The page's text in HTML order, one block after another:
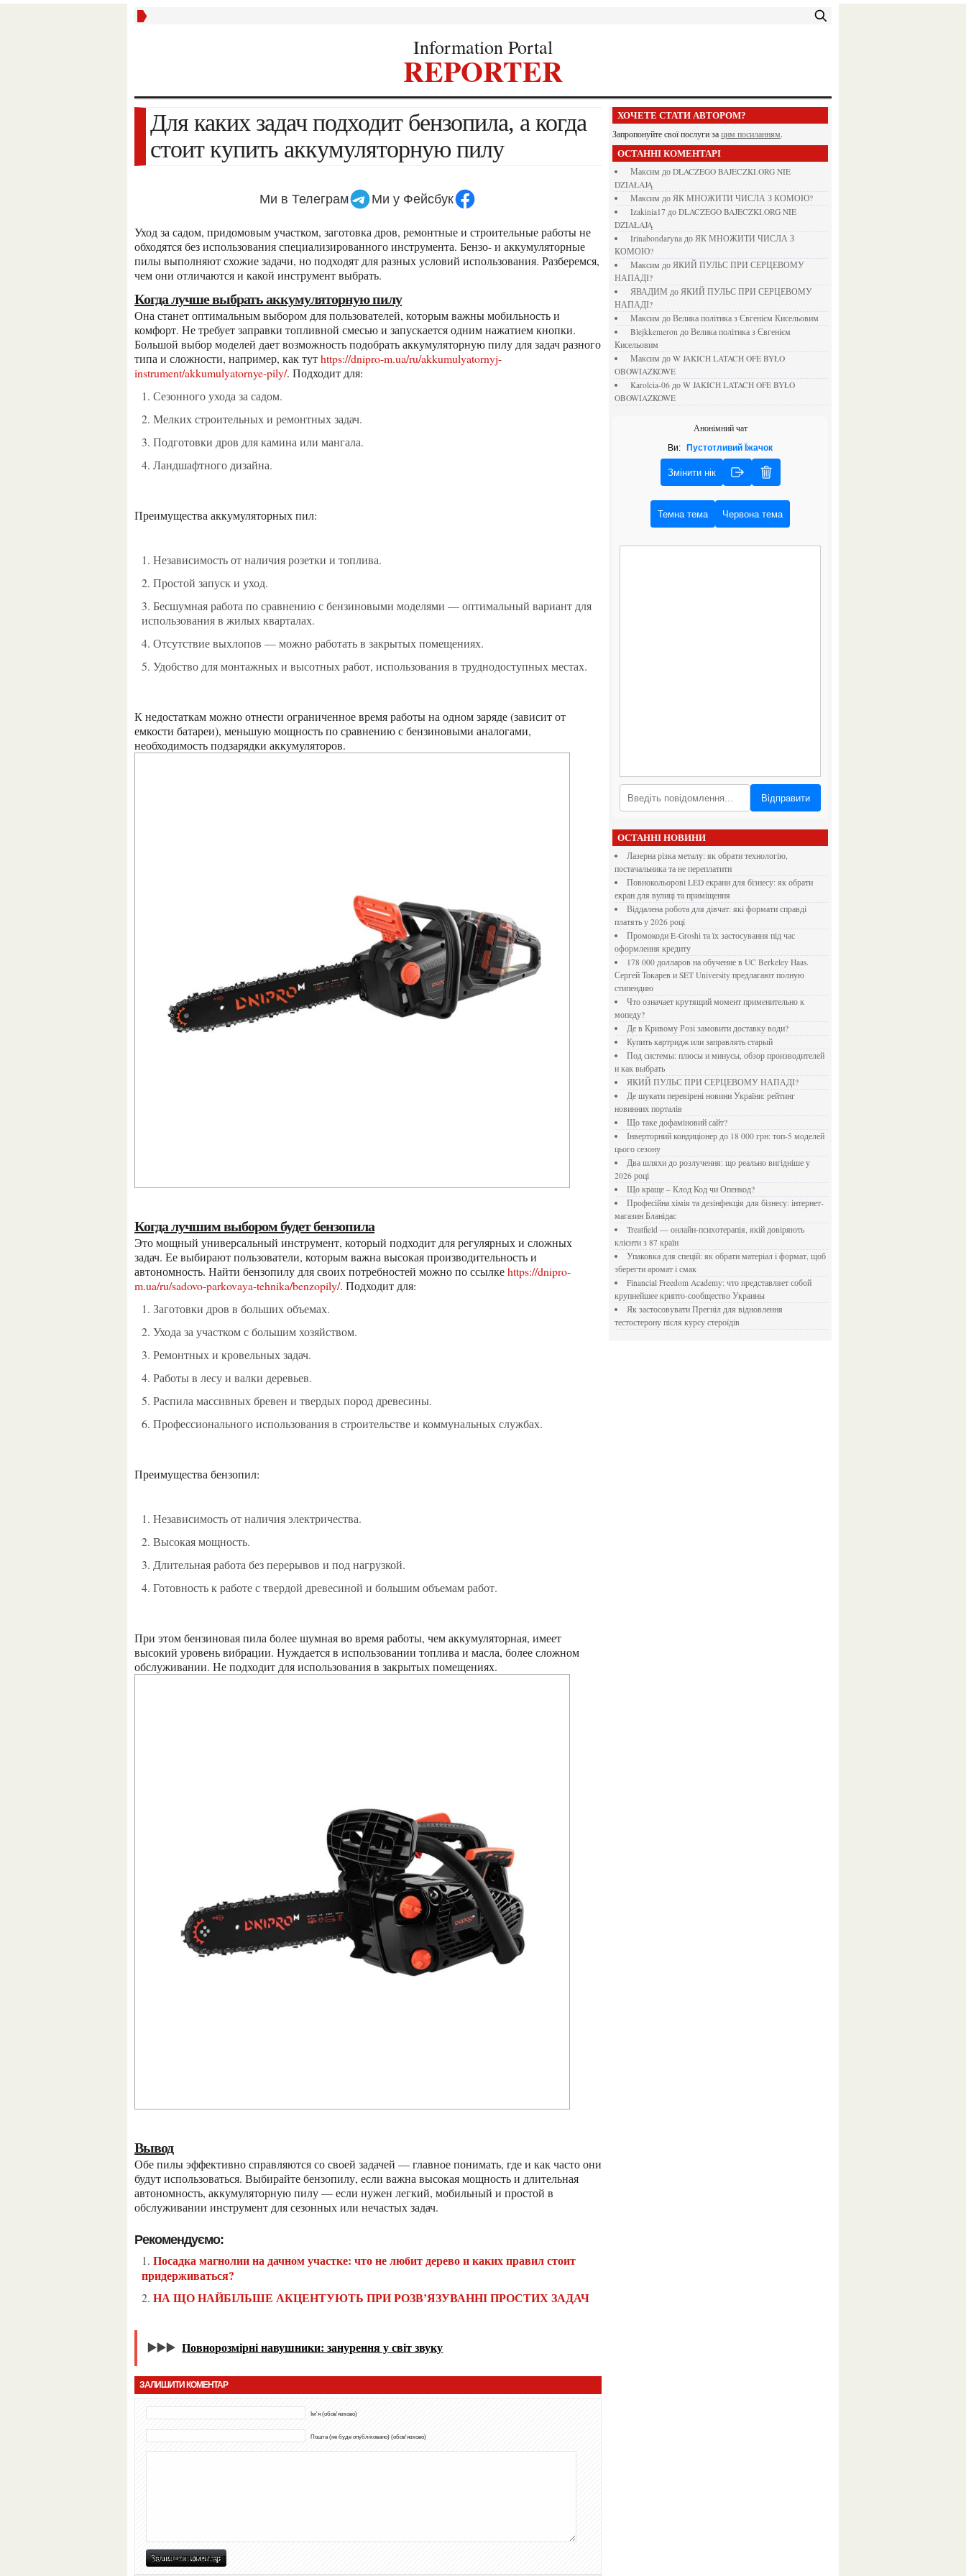
Information Portal
REPORTER
Для каких задач подходит бензопила, а когда
стоит купить аккумуляторную пилу
Ми в Телеграм Ми у Фейсбук
Уход за садом, придомовым участком, заготовка дров, ремонтные и строительные работы не
обходятся без использования специализированного инструмента. Бензо- и аккумуляторные
пилы выполняют схожие задачи, но подходят для разных условий использования. Разберемся,
чем они отличаются и какой инструмент выбрать.
Когда лучше выбрать аккумуляторную пилу
Она станет оптимальным выбором для пользователей, которым важны мобильность и
комфорт. Не требует заправки топливной смесью и запускается одним нажатием кнопки.
Большой выбор моделей дает возможность подобрать аккумуляторную пилу для задач разного
типа и сложности, например, как тутhttps://dnipro-m.ua/ru/akkumulyatornyj-
instrument/akkumulyatornye-pily/. Подходит для:
Сезонного ухода за садом.
Мелких строительных и ремонтных задач.
Подготовки дров для камина или мангала.
Ландшафтного дизайна.
Преимущества аккумуляторных пил:
Независимость от наличия розетки и топлива.
Простой запуск и уход.
Бесшумная работа по сравнению с бензиновыми моделями — оптимальный вариант для
использования в жилых кварталах.
Отсутствие выхлопов — можно работать в закрытых помещениях.
Удобство для монтажных и высотных работ, использования в труднодоступных местах.
К недостаткам можно отнести ограниченное время работы на одном заряде (зависит от
емкости батареи), меньшую мощность по сравнению с бензиновыми аналогами,
необходимость подзарядки аккумуляторов.
Когда лучшим выбором будет бензопила
Это мощный универсальный инструмент, который подходит для регулярных и сложных
задач. Ее выбирают пользователи, которым важна высокая производительность и
автономность. Найти бензопилу для своих потребностей можно по ссылкеhttps://dnipro-
m.ua/ru/sadovo-parkovaya-tehnika/benzopily/. Подходит для:
Заготовки дров в больших объемах.
Ухода за участком с большим хозяйством.
Ремонтных и кровельных задач.
Работы в лесу и валки деревьев.
Распила массивных бревен и твердых пород древесины.
Профессионального использования в строительстве и коммунальных службах.
Преимущества бензопил:
Независимость от наличия электричества.
Высокая мощность.
Длительная работа без перерывов и под нагрузкой.
Готовность к работе с твердой древесиной и большим объемам работ.
При этом бензиновая пила более шумная во время работы, чем аккумуляторная, имеет
высокий уровень вибрации. Нуждается в использовании топлива и масла, более сложном
обслуживании. Не подходит для использования в закрытых помещениях.
Вывод
Обе пилы эффективно справляются со своей задачей — главное понимать, где и как часто они
будут использоваться. Выбирайте бензопилу, если важна высокая мощность и длительная
автономность, аккумуляторную пилу — если нужен легкий, мобильный и простой в
обслуживании инструмент для сезонных или нечастых задач.
Рекомендуємо:
Посадка магнолии на дачном участке: что не любит дерево и каких правил стоит
придерживаться?
НА ЩО НАЙБІЛЬШЕ АКЦЕНТУЮТЬ ПРИ РОЗВ’ЯЗУВАННІ ПРОСТИХ ЗАДАЧ
▶️▶️▶️ Повнорозмірні навушники: занурення у світ звуку
ЗАЛИШИТИ КОМЕНТАР
Ім'я (обов'язково)
Пошта (не буде опубліковано) (обов'язково)
ХОЧЕТЕ СТАТИ АВТОРОМ?
Запропонуйте свої послуги за цим посиланням.
ОСТАННІ КОМЕНТАРІ
Максим до DLACZEGO BAJECZKI.ORG NIE
DZIAŁAJĄ
Максим до ЯК МНОЖИТИ ЧИСЛА З КОМОЮ?
izakinia17 до DLACZEGO BAJECZKI.ORG NIE
DZIAŁAJĄ
irinabondarynaдо ЯК МНОЖИТИ ЧИСЛА З
КОМОЮ?
Максим до ЯКИЙ ПУЛЬС ПРИ СЕРЦЕВОМУ
НАПАДІ?
ЯВАДИМ до ЯКИЙ ПУЛЬС ПРИ СЕРЦЕВОМУ
НАПАДІ?
Максим до Велика політика з Євгенієм Кисельовим
blejkkemeronдо Велика політика з Євгенієм
Кисельовим
Максим до W JAKICH LATACH OFE BYŁO
OBOWIAZKOWE
karolcia-06до W JAKICH LATACH OFE BYŁO
OBOWIAZKOWE
Анонімний чат
Ви: Пустотливий Їжачок
Змінити нік
Темна тема Червона тема
Відправити
ОСТАННІ НОВИНИ
Лазерна різка металу: як обрати технологію,
постачальника та не переплатити
Повнокольорові LED екрани для бізнесу: як обрати
екран для вулиці та приміщення
Віддалена робота для дівчат: які формати справді
платять у 2026 році
Промокоди E-Groshi та їх застосування під час
оформлення кредиту
178 000 долларов на обучение в UC Berkeley Haas.
Сергей Токарев и SET University предлагают полную
стипендию
Что означает крутящий момент применительно к
мопеду?
Де в Кривому Розі замовити доставку води?
Купить картридж или заправлять старый
Под системы: плюсы и минусы, обзор производителей
и как выбрать
ЯКИЙ ПУЛЬС ПРИ СЕРЦЕВОМУ НАПАДІ?
Де шукати перевірені новини України: рейтинг
новинних порталів
Що таке дофаміновий сайт?
Інверторний кондиціонер до 18 000 грн: топ-5 моделей
цього сезону
Два шляхи до розлучення: що реально вигідніше у
2026 році
Що краще – Клод Код чи Опенкод?
Професійна хімія та дезінфекція для бізнесу: інтернет-
магазин Бланідас
Treatfield — онлайн-психотерапія, якій довіряють
клієнти з 87 країн
Упаковка для спецій: як обрати матеріал і формат, щоб
зберегти аромат і смак
Financial Freedom Academy: что представляет собой
крупнейшее крипто-сообщество Украины
Як застосовувати Прегніл для відновлення
тестостерону після курсу стероїдів